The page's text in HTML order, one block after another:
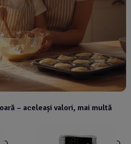
– aceleași valori, mai multă